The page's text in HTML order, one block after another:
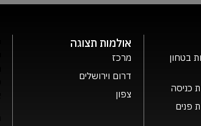
בטחון
כניסה
פנים
אולמות תצוגה
מרכז
דרום וירושלים
צפון